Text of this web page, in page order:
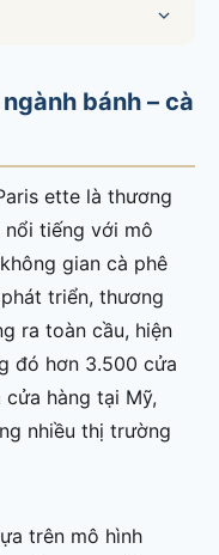
bánh – cà
ette là thương
nổi tiếng với mô
gian cà phê
triển, thương
ra toàn cầu, hiện
đó hơn 3.500 cửa
hàng tại Mỹ,
nhiều thị trường
trên mô hình